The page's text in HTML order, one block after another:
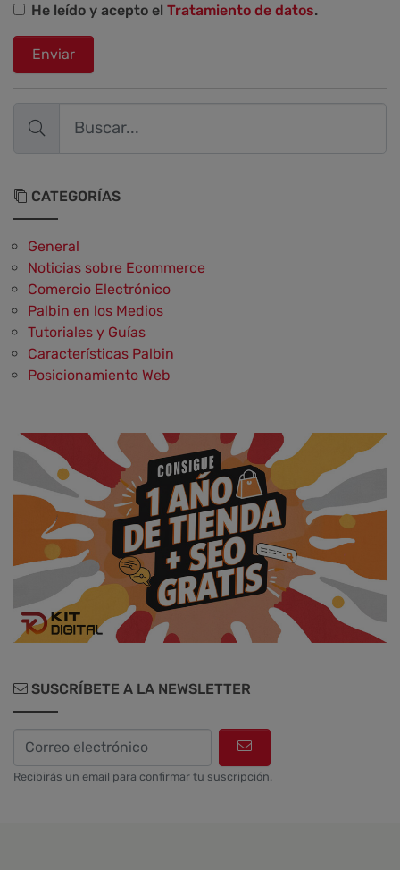
He leído y acepto el Tratamiento de datos.
Enviar
CATEGORÍAS
General
Noticias sobre Ecommerce
Comercio Electrónico
Palbin en los Medios
Tutoriales y Guías
Características Palbin
Posicionamiento Web
Aplicaciones y Herramientas
Testimonios y Opiniones de Palbin.com
Diseño web y UX
SUSCRÍBETE A LA NEWSLETTER
Recibirás un email para confirmar tu suscripción.